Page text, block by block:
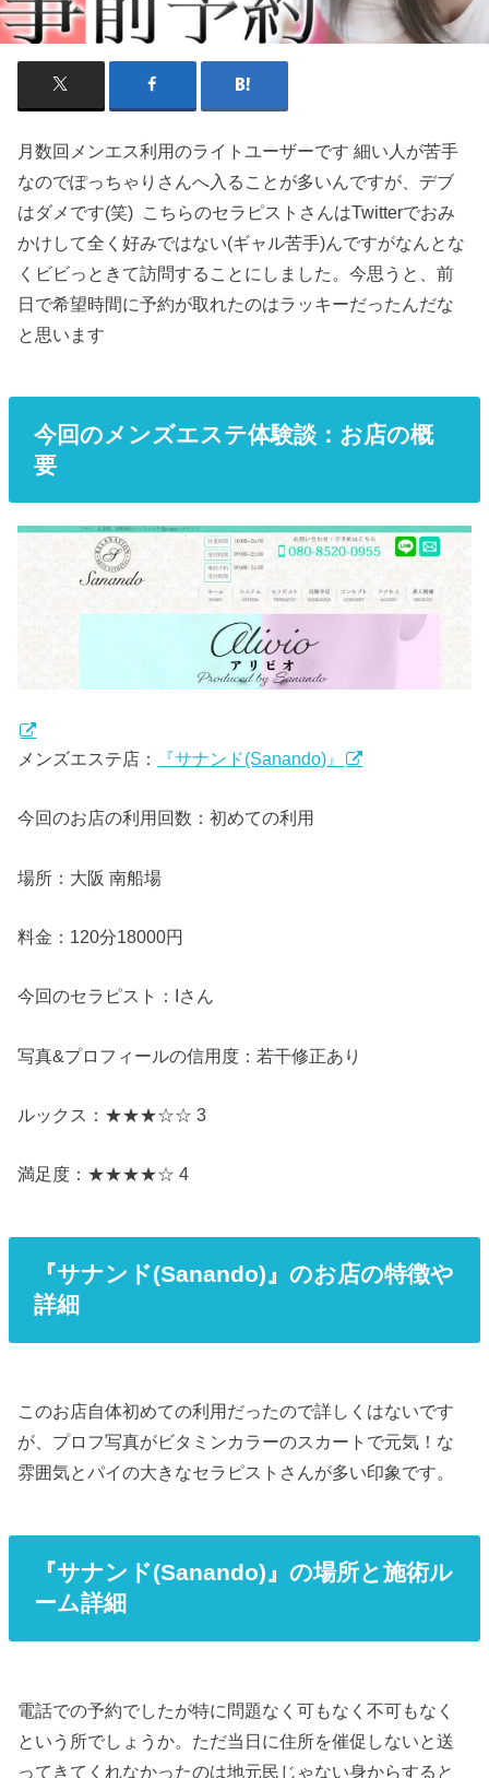
月数回メンエス利用のライトユーザーです 細い人が苦手
なのでぽっちゃりさんへ入ることが多いんですが、デブ
はダメです(笑) こちらのセラピストさんはTwitterでおみ
かけして全く好みではない(ギャル苦手)んですがなんとな
くビビっときて訪問することにしました。今思うと、前
日で希望時間に予約が取れたのはラッキーだったんだな
と思います
今回のメンズエステ体験談：お店の概
要
メンズエステ店： 『サナンド(Sanando)』
今回のお店の利用回数：初めての利用
場所：大阪 南船場
料金：120分18000円
今回のセラピスト：Iさん
写真&プロフィールの信用度：若干修正あり
ルックス：★★★☆☆ 3
満足度：★★★★☆ 4
『サナンド(Sanando)』のお店の特徴や
詳細
このお店自体初めての利用だったので詳しくはないです
が、プロフ写真がビタミンカラーのスカートで元気！な
雰囲気とパイの大きなセラピストさんが多い印象です。
『サナンド(Sanando)』の場所と施術ル
ーム詳細
電話での予約でしたが特に問題なく可もなく不可もなく
という所でしょうか。ただ当日に住所を催促しないと送
ってきてくれなかったのは地元民じゃない身からすると